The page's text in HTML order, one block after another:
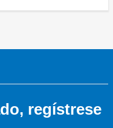
regístrese